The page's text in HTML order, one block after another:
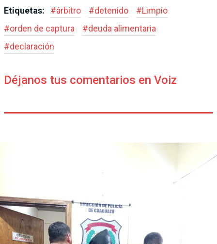
Etiquetas: #árbitro #detenido #Limpio
#orden de captura #deuda alimentaria
#declaración
Déjanos tus comentarios en Voiz